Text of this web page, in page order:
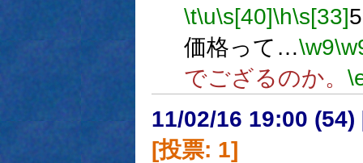
\t\u\s[40]\h\s[33]
価格って…\w9
でござるのか。
11/02/16 19:00 (54)
[投票: 1]